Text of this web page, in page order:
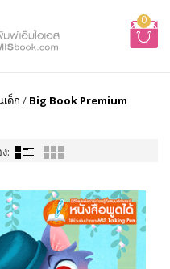
0
ด็ก / Big Book Premium
: